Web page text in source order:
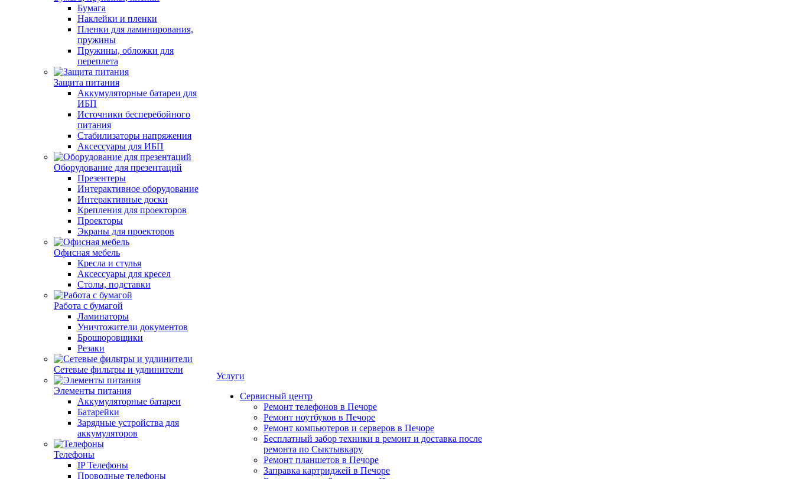
Бумага
Наклейки и пленки
Пленки для ламинирования,
пружины
Пружины, обложки для
переплета
Защита питания
Аккумуляторные батареи для
ИБП
Источники бесперебойного
питания
Стабилизаторы напряжения
Аксессуары для ИБП
Оборудование для презентаций
Презентеры
Интерактивное оборудование
Интерактивные доски
Крепления для проекторов
Проекторы
Экраны для проекторов
Офисная мебель
Кресла и стулья
Аксессуары для кресел
Столы, подставки
Работа с бумагой
Ламинаторы
Уничтожители документов
Брошюровщики
Резаки
Сетевые фильтры и удлинители
Элементы питания
Аккумуляторные батареи
Батарейки
Зарядные устройства для
аккумуляторов
Телефоны
IP Телефоны
Проводные телефоны
Услуги
Сервисный центр
Ремонт телефонов в Печоре
Ремонт ноутбуков в Печоре
Ремонт компьютеров и серверов в Печоре
Бесплатный забор техники в ремонт и доставка после
ремонта по Сыктывкару
Ремонт планшетов в Печоре
Заправка картриджей в Печоре